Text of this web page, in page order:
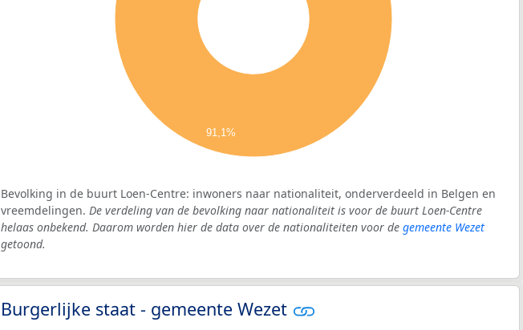
91,1%
Bevolking in de buurt Loen-Centre: inwoners naar nationaliteit, onderverdeeld in Belgen en
vreemdelingen. De verdeling van de bevolking naar nationaliteit is voor de buurt Loen-Centre
helaas onbekend. Daarom worden hier de data over de nationaliteiten voor de gemeente Wezet
getoond.
Burgerlijke staat - gemeente Wezet